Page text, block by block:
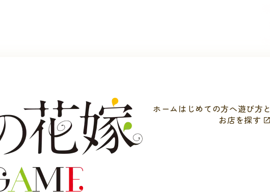
ホーム はじめての方へ遊び方と
お店を探す